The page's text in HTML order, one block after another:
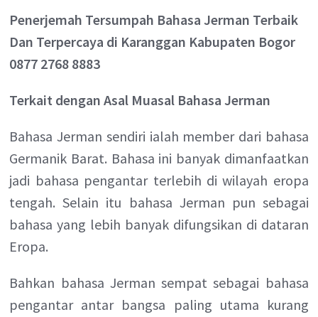
Penerjemah Tersumpah Bahasa Jerman Terbaik
Dan Terpercaya di Karanggan Kabupaten Bogor
0877 2768 8883
Terkait dengan Asal Muasal Bahasa Jerman
Bahasa Jerman sendiri ialah member dari bahasa
Germanik Barat. Bahasa ini banyak dimanfaatkan
jadi bahasa pengantar terlebih di wilayah eropa
tengah. Selain itu bahasa Jerman pun sebagai
bahasa yang lebih banyak difungsikan di dataran
Eropa.
Bahkan bahasa Jerman sempat sebagai bahasa
pengantar antar bangsa paling utama kurang